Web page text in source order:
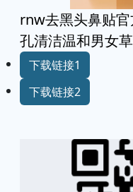
rnw去黑头鼻贴
孔清洁温和男女
下载链接1
下载链接2